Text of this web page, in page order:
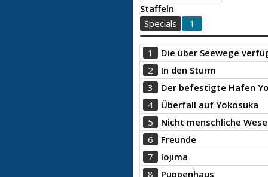
Staffeln
Specials
1
1
Die über Seewege
2
In den Sturm
3
Der befestigte Hafen
4
Überfall auf Yokosuka
5
Nicht menschliche
6
Freunde
7
Iojima
8
Puppenhaus